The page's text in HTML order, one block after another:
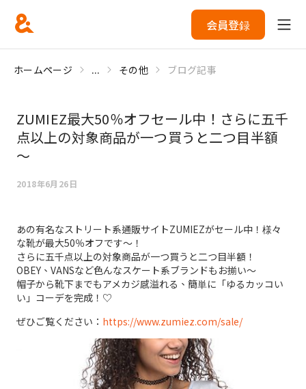
会員登録
ホームページ ... その他 ブログ記事
ZUMIEZ最大50％オフセール中！さらに五千
点以上の対象商品が一つ買うと二つ目半額
～
2018年6月26日
あの有名なストリート系通販サイトZUMIEZがセール中！様々
な靴が最大50％オフです～！
さらに五千点以上の対象商品が一つ買うと二つ目半額！
OBEY、VANSなど色んなスケート系ブランドもお揃い～
帽子から靴下までもアメカジ感溢れる、簡単に「ゆるカッコい
い」コーデを完成！♡
ぜひご覧ください： https://www.zumiez.com/sale/